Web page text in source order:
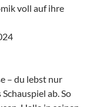
voll auf ihre
– du lebst nur
ab. So